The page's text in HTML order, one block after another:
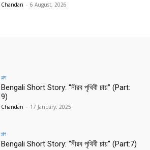
Chandan - 6 August, 2026
গল্প
Bengali Short Story: “নীরব পৃথিবী চায়” (Part:
9)
Chandan - 17 January, 2025
গল্প
Bengali Short Story: “নীরব পৃথিবী চায়” (Part:7)